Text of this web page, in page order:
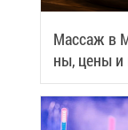
Мас­саж в
ны, це­ны